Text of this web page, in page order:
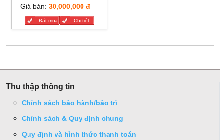
Giá bán: 30,000,000 đ
Đặt mua Chi tiết
Thu thập thông tin
Chính sách bảo hành/bảo trì
Chính sách & Quy định chung
Quy định và hình thức thanh toán